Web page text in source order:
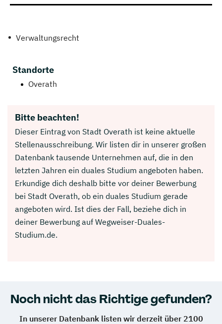
Verwaltungsrecht
Standorte
Overath
Bitte beachten!
Dieser Eintrag von Stadt Overath ist keine aktuelle
Stellenausschreibung. Wir listen dir in unserer großen
Datenbank tausende Unternehmen auf, die in den
letzten Jahren ein duales Studium angeboten haben.
Erkundige dich deshalb bitte vor deiner Bewerbung
bei Stadt Overath, ob ein duales Studium gerade
angeboten wird. Ist dies der Fall, beziehe dich in
deiner Bewerbung auf Wegweiser-Duales-
Studium.de.
Noch nicht das Richtige gefunden?
In unserer Datenbank listen wir derzeit über 2100